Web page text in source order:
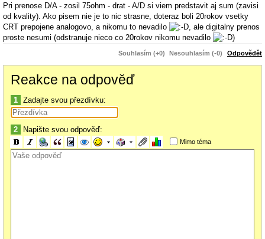
Pri prenose D/A - zosil 75ohm - drat - A/D si viem predstavit aj sum (zavisi
od kvality). Ako pisem nie je to nic strasne, doteraz boli 20rokov vsetky
CRT prepojene analogovo, a nikomu to nevadilo
, ale digitalny prenos
proste nesumi (odstranuje nieco co 20rokov nikomu nevadilo
)
Souhlasím (+0) Nesouhlasím (-0) Odpovědět
Reakce na odpověď
1 Zadajte svou přezdívku:
2 Napište svou odpověď:
Mimo téma